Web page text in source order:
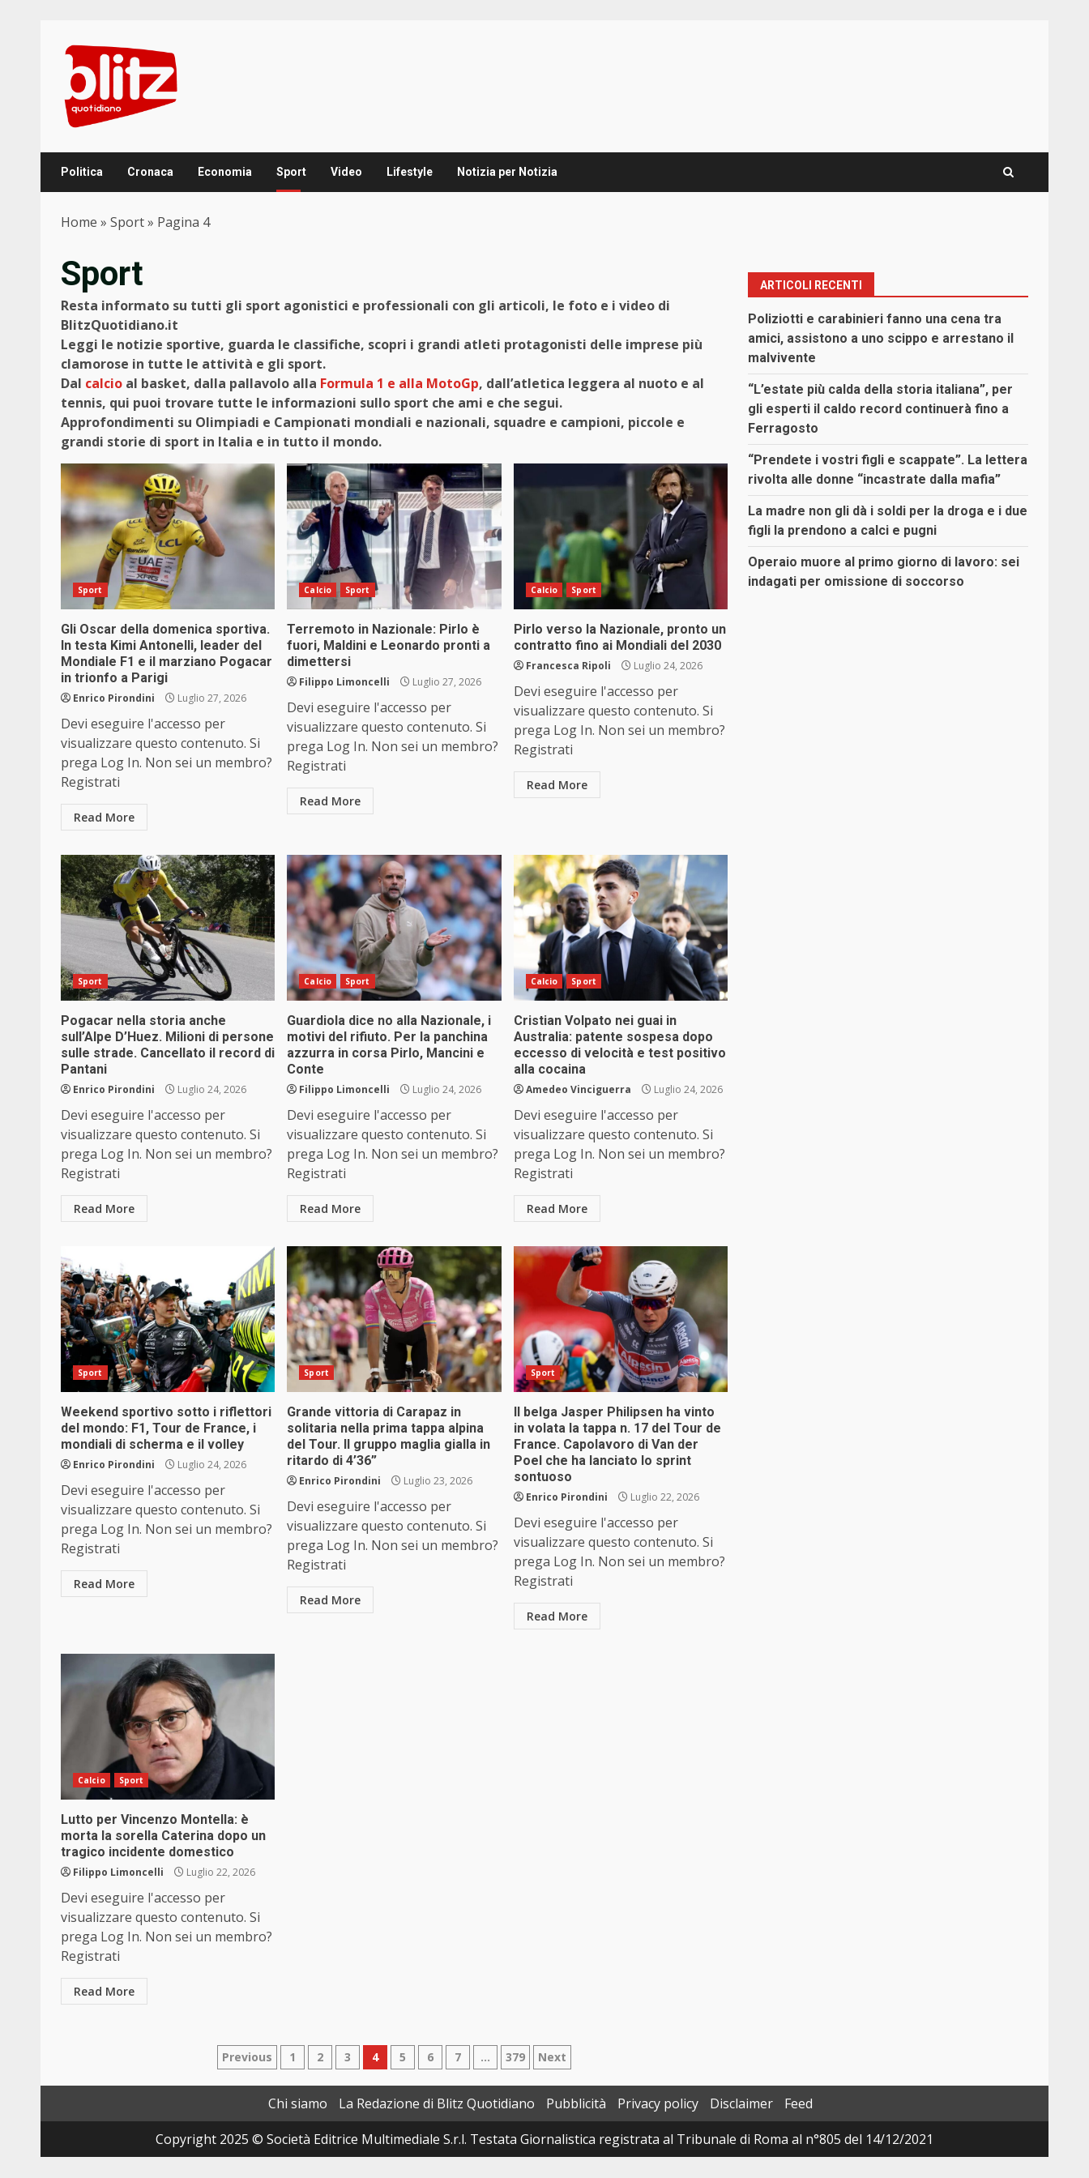
content
Politica Cronaca Economia Sport Video Lifestyle Notizia per Notizia
Home » Sport» Pagina 4
Sport
Resta informato su tutti gli sport agonistici e professionali con gli articoli, le foto e i video di
BlitzQuotidiano.it
Leggi le notizie sportive, guarda le classifiche, scopri i grandi atleti protagonisti delle imprese più
clamorose in tutte le attività e gli sport.
Dal calcio al basket, dalla pallavolo alla Formula 1 e alla MotoGp, dall’atletica leggera al nuoto e al
tennis, qui puoi trovare tutte le informazioni sullo sport che ami e che segui.
Approfondimenti su Olimpiadi e Campionati mondiali e nazionali, squadre e campioni, piccole e
grandi storie di sport in Italia e in tutto il mondo.
Sport
Gli Oscar della domenica sportiva.
In testa Kimi Antonelli, leader del
Mondiale F1 e il marziano Pogacar
in trionfo a Parigi
Enrico Pirondini Luglio 27, 2026
Devi eseguire l'accesso per
visualizzare questo contenuto. Si
prega Log In. Non sei un membro?
Registrati
Read More
Calcio Sport
Terremoto in Nazionale: Pirlo è
fuori, Maldini e Leonardo pronti a
dimettersi
Filippo Limoncelli Luglio 27, 2026
Devi eseguire l'accesso per
visualizzare questo contenuto. Si
prega Log In. Non sei un membro?
Registrati
Read More
Calcio Sport
Pirlo verso la Nazionale, pronto un
contratto fino ai Mondiali del 2030
Francesca Ripoli Luglio 24, 2026
Devi eseguire l'accesso per
visualizzare questo contenuto. Si
prega Log In. Non sei un membro?
Registrati
Read More
Sport
Pogacar nella storia anche
sull’Alpe D’Huez. Milioni di persone
sulle strade. Cancellato il record di
Pantani
Enrico Pirondini Luglio 24, 2026
Devi eseguire l'accesso per
visualizzare questo contenuto. Si
prega Log In. Non sei un membro?
Registrati
Read More
Calcio Sport
Guardiola dice no alla Nazionale, i
motivi del rifiuto. Per la panchina
azzurra in corsa Pirlo, Mancini e
Conte
Filippo Limoncelli Luglio 24, 2026
Devi eseguire l'accesso per
visualizzare questo contenuto. Si
prega Log In. Non sei un membro?
Registrati
Read More
Calcio Sport
Cristian Volpato nei guai in
Australia: patente sospesa dopo
eccesso di velocità e test positivo
alla cocaina
Amedeo Vinciguerra Luglio 24, 2026
Devi eseguire l'accesso per
visualizzare questo contenuto. Si
prega Log In. Non sei un membro?
Registrati
Read More
Sport
Weekend sportivo sotto i riflettori
del mondo: F1, Tour de France, i
mondiali di scherma e il volley
Enrico Pirondini Luglio 24, 2026
Devi eseguire l'accesso per
visualizzare questo contenuto. Si
prega Log In. Non sei un membro?
Registrati
Read More
Sport
Grande vittoria di Carapaz in
solitaria nella prima tappa alpina
del Tour. Il gruppo maglia gialla in
ritardo di 4’36”
Enrico Pirondini Luglio 23, 2026
Devi eseguire l'accesso per
visualizzare questo contenuto. Si
prega Log In. Non sei un membro?
Registrati
Read More
Sport
Il belga Jasper Philipsen ha vinto
in volata la tappa n. 17 del Tour de
France. Capolavoro di Van der
Poel che ha lanciato lo sprint
sontuoso
Enrico Pirondini Luglio 22, 2026
Devi eseguire l'accesso per
visualizzare questo contenuto. Si
prega Log In. Non sei un membro?
Registrati
Read More
Calcio Sport
Lutto per Vincenzo Montella: è
morta la sorella Caterina dopo un
tragico incidente domestico
Filippo Limoncelli Luglio 22, 2026
Devi eseguire l'accesso per
visualizzare questo contenuto. Si
prega Log In. Non sei un membro?
Registrati
Read More
Paginazione
degli
articoli
Previous 1 2 3 4 5 6 7 … 379 Next
ARTICOLI RECENTI
Poliziotti e carabinieri fanno una cena tra
amici, assistono a uno scippo e arrestano il
malvivente
“L’estate più calda della storia italiana”, per
gli esperti il caldo record continuerà fino a
Ferragosto
“Prendete i vostri figli e scappate”. La lettera
rivolta alle donne “incastrate dalla mafia”
La madre non gli dà i soldi per la droga e i due
figli la prendono a calci e pugni
Operaio muore al primo giorno di lavoro: sei
indagati per omissione di soccorso
Chi siamo La Redazione di Blitz Quotidiano Pubblicità Privacy policy Disclaimer
Feed
Copyright 2025 © Società Editrice Multimediale S.r.l. Testata Giornalistica registrata al Tribunale di Roma al n°805 del 14/12/2021